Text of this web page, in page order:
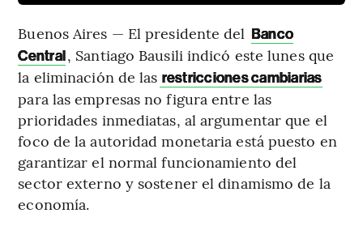
Buenos Aires — El presidente del Banco
Central, Santiago Bausili indicó este lunes que
la eliminación de las restricciones cambiarias
para las empresas no figura entre las
prioridades inmediatas, al argumentar que el
foco de la autoridad monetaria está puesto en
garantizar el normal funcionamiento del
sector externo y sostener el dinamismo de la
economía.